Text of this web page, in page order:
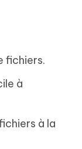
fichiers.
à
à la